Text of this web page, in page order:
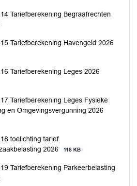
Tariefberekening Begraafrechten
Tariefberekening Havengeld 2026
Tariefberekening Leges 2026
Tariefberekening Leges Fysieke
en Omgevingsvergunning 2026
toelichting tarief
2026
118 KB
Tariefberekening Parkeerbelasting